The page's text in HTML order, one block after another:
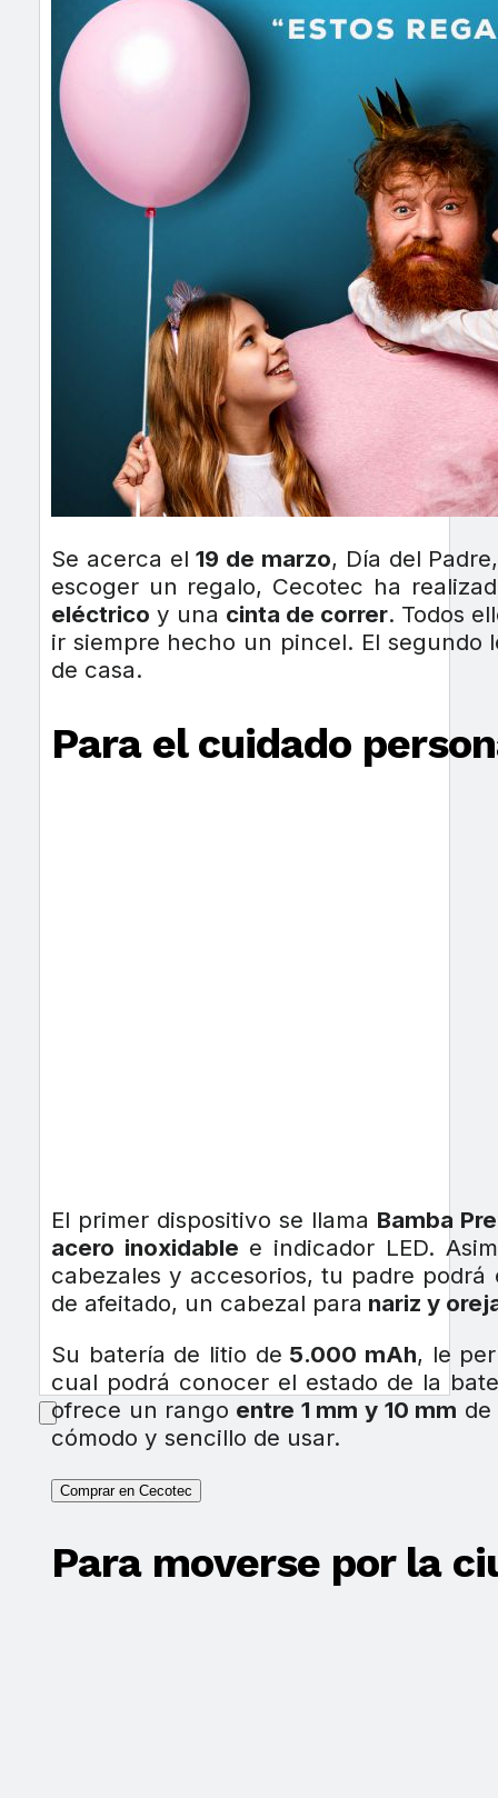
Se acerca el19 de marzo, Día del
escoger un regalo, Cecotec ha
eléctrico y una cinta de correr. Todos
ir siempre hecho un pincel. El segundo
de casa.
Para el cuidado
El primer dispositivo se llama Bamba
acero inoxidable e indicador LED.
cabezales y accesorios, tu padre
de afeitado, un cabezal para nariz y
Su batería de litio de 5.000 mAh, le
cual podrá conocer el estado de la
ofrece un rango entre 1 mm y 10 mm
cómodo y sencillo de usar.
Comprar en Cecotec
Para moverse por la